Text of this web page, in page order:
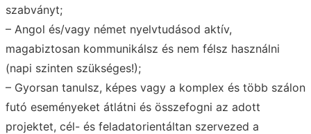
szabványt;
– Angol és/vagy német nyelvtudásod aktív,
magabiztosan kommunikálsz és nem félsz használni
(napi szinten szükséges!);
– Gyorsan tanulsz, képes vagy a komplex és több szálon
futó eseményeket átlátni és összefogni az adott
projektet, cél- és feladatorientáltan szervezed a